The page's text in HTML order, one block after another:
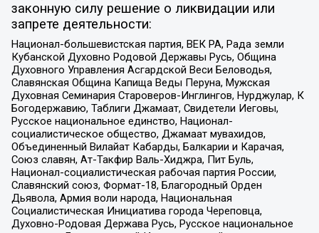
законную силу решение о ликвидации или
запрете деятельности:
Национал-большевистская партия, ВЕК РА, Рада земли
Кубанской Духовно Родовой Державы Русь, Община
Духовного Управления Асгардской Веси Беловодья,
Славянская Община Капища Веды Перуна, Мужская
Духовная Семинария Староверов-Инглингов, Нурджулар, К
Богодержавию, Таблиги Джамаат, Свидетели Иеговы,
Русское национальное единство, Национал-
социалистическое общество, Джамаат мувахидов,
Объединенный Вилайат Кабарды, Балкарии и Карачая,
Союз славян, Ат-Такфир Валь-Хиджра, Пит Буль,
Национал-социалистическая рабочая партия России,
Славянский союз, Формат-18, Благородный Орден
Дьявола, Армия воли народа, Национальная
Социалистическая Инициатива города Череповца,
Духовно-Родовая Держава Русь, Русское национальное